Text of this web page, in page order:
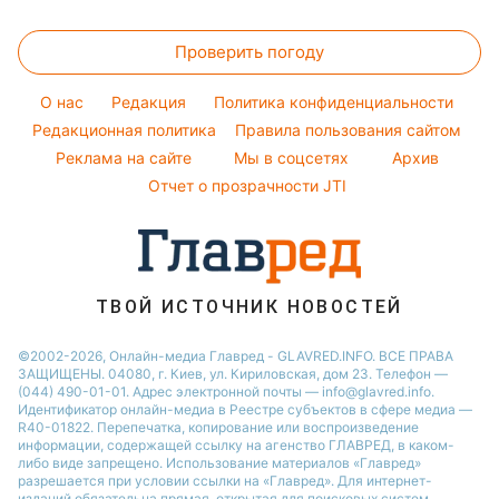
Виталий Козловский
Потап
Советы от Андре Тана
Новости Львова
Новости Сум
Новости Днепра
Новости Черкассы
Новости Тернополя
Новости Житомира
Тесты по картинке
Оптические иллюзии
Народные приметы
Все о шоу-бизнесе
Проверить погоду
O нас Редакция
Политика конфиденциальности
Редакционная политика
Правила пользования сайтом
Реклама на сайте
Мы в соцсетях
Архив
Отчет о прозрачности JTI
ТВОЙ ИСТОЧНИК НОВОСТЕЙ
©2002-2026, Онлайн-медиа Главред - GLAVRED.INFO. ВСЕ ПРАВА
ЗАЩИЩЕНЫ. 04080, г. Киев, ул. Кириловская, дом 23. Телефон —
(044) 490-01-01. Адрес электронной почты — info@glavred.info.
Идентификатор онлайн-медиа в Реестре cубъектов в сфере медиа —
R40-01822. Перепечатка, копирование или воспроизведение
информации, содержащей ссылку на агенство ГЛАВРЕД, в каком-
либо виде запрещено. Использование материалов «Главред»
разрешается при условии ссылки на «Главред». Для интернет-